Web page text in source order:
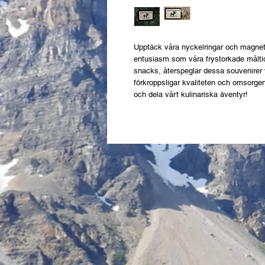
Upptäck våra nyckelringar och
entusiasm som våra frystorkade
snacks, återspeglar dessa
förkroppsligar kvaliteten och
och dela vårt kulinariska äventyr!